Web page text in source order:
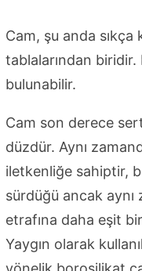
Cam, şu anda sıkça
tablalarından
bulunabilir.
Cam son derece
düzdür. Aynı
iletkenliğe sahiptir,
sürdüğü ancak aynı
etrafına daha eşit
Yaygın olarak